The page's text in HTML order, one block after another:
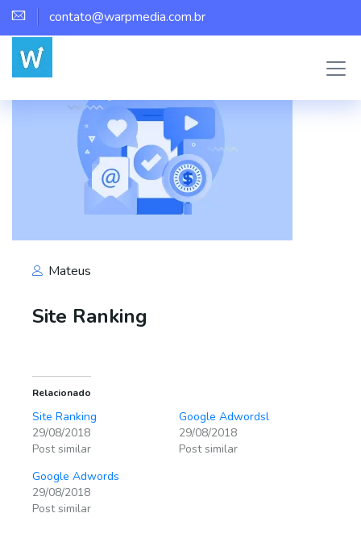
contato@warpmedia.com.br
Mateus
Site Ranking
Relacionado
Site Ranking
29/08/2018
Post similar
Google Adwordsl
29/08/2018
Post similar
Google Adwords
29/08/2018
Post similar